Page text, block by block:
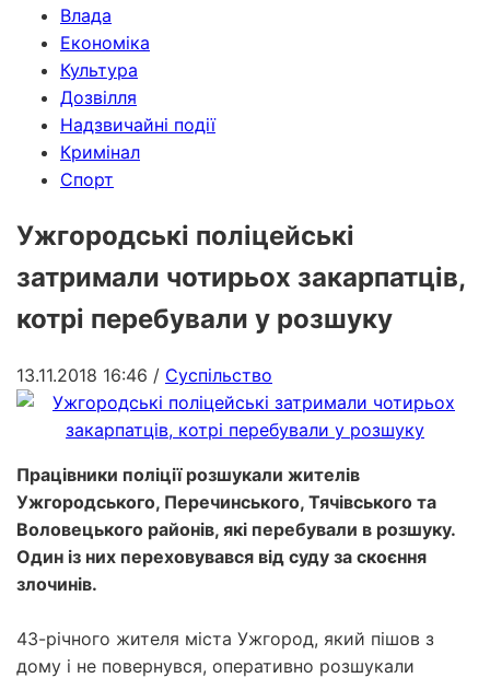
Влада
Економіка
Культура
Дозвілля
Надзвичайні події
Кримінал
Спорт
Ужгородські поліцейські
затримали чотирьох закарпатців,
котрі перебували у розшуку
13.11.2018 16:46 / Суспільство
Працівники поліції розшукали жителів
Ужгородського, Перечинського, Тячівського та
Воловецького районів, які перебували в розшуку.
Один із них переховувався від суду за скоєння
злочинів.
43-річного жителя міста Ужгород, який пішов з
дому і не повернувся, оперативно розшукали